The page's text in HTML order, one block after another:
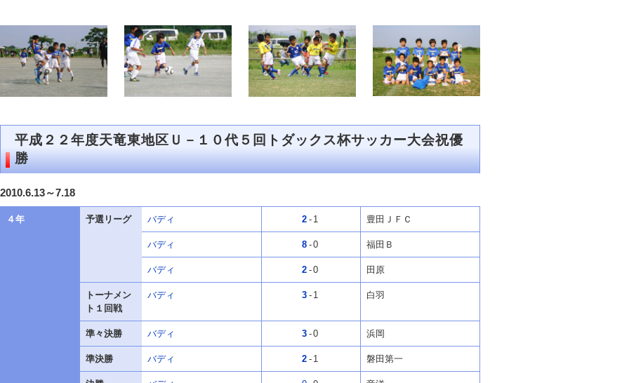
平成２２年度天竜東地区Ｕ－１０代５回トダックス杯サッカー大会祝優
勝
2010.6.13～7.18
４年 予選リーグ バディ 2 - 1 豊田ＪＦＣ
バディ 8 -0 福田Ｂ
バディ 2 -0 田原
トーナメン
ト１回戦
バディ 3 - 1 白羽
準々決勝 バディ 3 -0 浜岡
準決勝 バディ 2 - 1 磐田第一